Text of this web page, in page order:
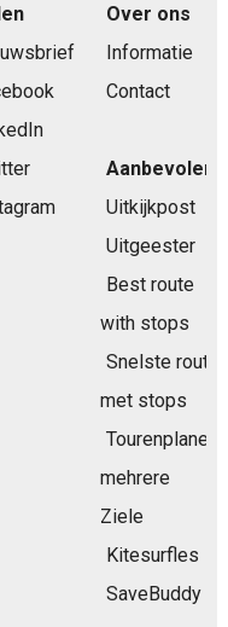
Over ons
Informatie
Contact
Aanbevolen
Uitkijkpost
Uitgeester
Best route
with stops
Snelste route
met stops
Tourenplaner
mehrere
Ziele
Kitesurfles
SaveBuddy